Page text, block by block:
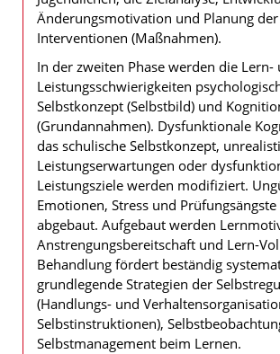
Änderungsmotivation und Planung der
Interventionen (Maßnahmen).
In der zweiten Phase werden die Lern-
Leistungsschwierigkeiten
Selbstkonzept (Selbstbild) und
(Grundannahmen). Dysfunktionale
das schulische Selbstkonzept,
Leistungserwartungen oder
Leistungsziele werden modifiziert.
Emotionen, Stress und
abgebaut. Aufgebaut werden
Anstrengungsbereitschaft und Lern-
Behandlung fördert beständig
grundlegende Strategien der
(Handlungs- und
Selbstinstruktionen),
Selbstmanagement beim Lernen.